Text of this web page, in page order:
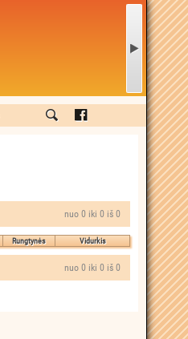
nuo 0 iki 0 iš 0
Rungtynės Vidurkis
nuo 0 iki 0 iš 0